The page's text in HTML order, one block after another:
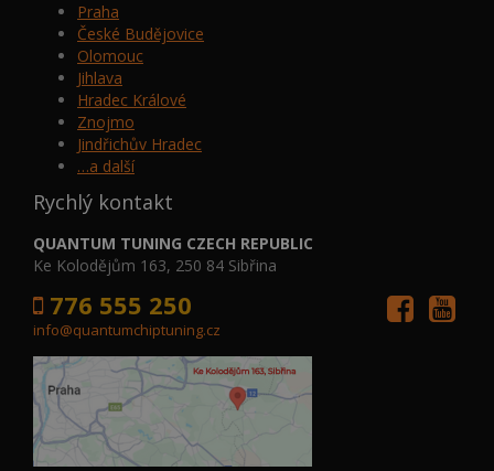
Praha
České Budějovice
Olomouc
Jihlava
Hradec Králové
Znojmo
Jindřichův Hradec
…a další
Rychlý kontakt
QUANTUM TUNING CZECH REPUBLIC
Ke Kolodějům 163, 250 84 Sibřina
776 555 250
info@quantumchiptuning.cz